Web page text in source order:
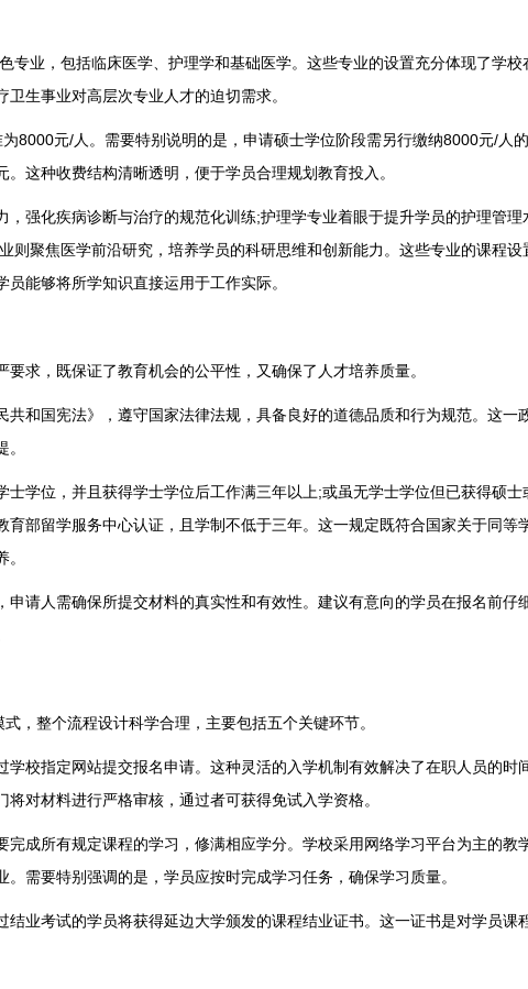
业，包括临床医学、护理学和基础医学。这些专业的设置充分体现了学校
生事业对高层次专业人才的迫切需求。
元/人。需要特别说明的是，申请硕士学位阶段需另行缴纳8000元/人
这种收费结构清晰透明，便于学员合理规划教育投入。
化疾病诊断与治疗的规范化训练;护理学专业着眼于提升学员的护理管理
则聚焦医学前沿研究，培养学员的科研思维和创新能力。这些专业的课程设
能够将所学知识直接运用于工作实际。
，既保证了教育机会的公平性，又确保了人才培养质量。
国宪法》，遵守国家法律法规，具备良好的道德品质和行为规范。这一
。
学位，并且获得学士学位后工作满三年以上;或虽无学士学位但已获得硕士
部留学服务中心认证，且学制不低于三年。这一规定既符合国家关于同等
。
人需确保所提交材料的真实性和有效性。建议有意向的学员在报名前仔
整个流程设计科学合理，主要包括五个关键环节。
指定网站提交报名申请。这种灵活的入学机制有效解决了在职人员的时
对材料进行严格审核，通过者可获得免试入学资格。
所有规定课程的学习，修满相应学分。学校采用网络学习平台为主的教
需要特别强调的是，学员应按时完成学习任务，确保学习质量。
考试的学员将获得延边大学颁发的课程结业证书。这一证书是对学员课